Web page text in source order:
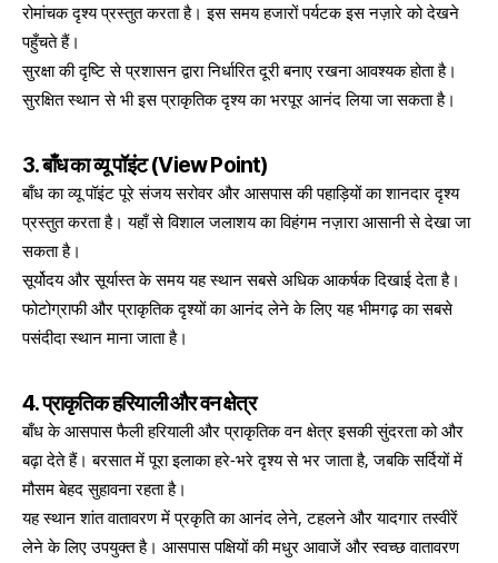
रोमांचक दृश्य प्रस्तुत करता है। इस समय हजारों पर्यटक इस नज़ारे को देखने
पहुँचते हैं।
सुरक्षा की दृष्टि से प्रशासन द्वारा निर्धारित दूरी बनाए रखना आवश्यक होता है।
सुरक्षित स्थान से भी इस प्राकृतिक दृश्य का भरपूर आनंद लिया जा सकता है।
3. बाँध का व्यू पॉइंट (View Point)
बाँध का व्यू पॉइंट पूरे संजय सरोवर और आसपास की पहाड़ियों का शानदार दृश्य
प्रस्तुत करता है। यहाँ से विशाल जलाशय का विहंगम नज़ारा आसानी से देखा जा
सकता है।
सूर्योदय और सूर्यास्त के समय यह स्थान सबसे अधिक आकर्षक दिखाई देता है।
फोटोग्राफी और प्राकृतिक दृश्यों का आनंद लेने के लिए यह भीमगढ़ का सबसे
पसंदीदा स्थान माना जाता है।
4. प्राकृतिक हरियाली और वन क्षेत्र
बाँध के आसपास फैली हरियाली और प्राकृतिक वन क्षेत्र इसकी सुंदरता को और
बढ़ा देते हैं। बरसात में पूरा इलाका हरे-भरे दृश्य से भर जाता है, जबकि सर्दियों में
मौसम बेहद सुहावना रहता है।
यह स्थान शांत वातावरण में प्रकृति का आनंद लेने, टहलने और यादगार तस्वीरें
लेने के लिए उपयुक्त है। आसपास पक्षियों की मधुर आवाजें और स्वच्छ वातावरण